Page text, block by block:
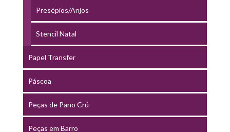
Presépios/Anjos
Stencil Natal
Papel Transfer
Páscoa
Peças de Pano Crú
Peças em Barro